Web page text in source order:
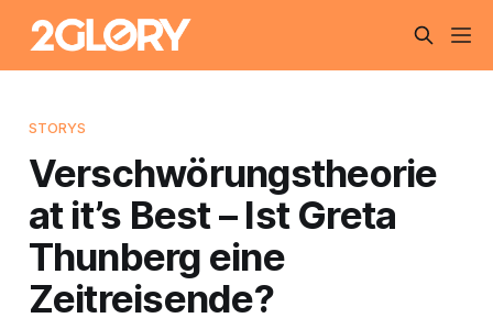
STORYS
Verschwörungstheorie
at it’s Best – Ist Greta
Thunberg eine
Zeitreisende?